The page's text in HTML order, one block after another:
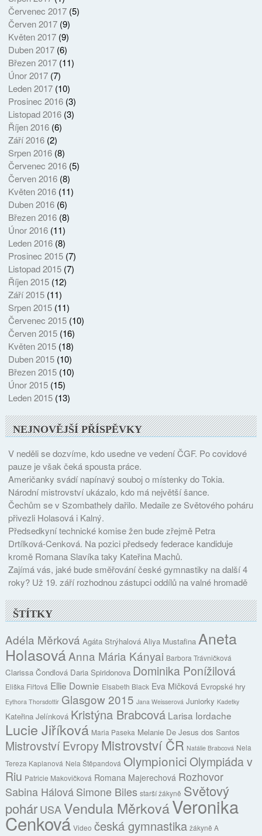
Červenec 2017(5)
Červen 2017(9)
Květen 2017(9)
Duben 2017(6)
Březen 2017(11)
Únor 2017(7)
Leden 2017(10)
Prosinec 2016(3)
Listopad 2016(3)
Říjen 2016(6)
Září 2016(2)
Srpen 2016(8)
Červenec 2016(5)
Červen 2016(8)
Květen 2016(11)
Duben 2016(6)
Březen 2016(8)
Únor 2016(11)
Leden 2016(8)
Prosinec 2015(7)
Listopad 2015(7)
Říjen 2015(12)
Září 2015(11)
Srpen 2015(11)
Červenec 2015(10)
Červen 2015(16)
Květen 2015(18)
Duben 2015(10)
Březen 2015(10)
Únor 2015(15)
Leden 2015(13)
NEJNOVĚJŠÍ PŘÍSPĚVKY
V neděli se dozvíme, kdo usedne ve vedení ČGF. Po covidové
pauze je však čeká spousta práce.
Američanky svádí napínavý souboj o místenky do Tokia.
Národní mistrovství ukázalo, kdo má největší šance.
Čechům se v Szombathely dařilo. Medaile ze Světového poháru
přivezli Holasová i Kalný.
Předsedkyní technické komise žen bude zřejmě Petra
Drtílková-Cenková. Na pozici předsedy federace kandiduje
kromě Romana Slavíka taky Kateřina Machů.
Zajímá vás, jaké bude směřování české gymnastiky na další 4
roky? Už 19. září rozhodnou zástupci oddílů na valné hromadě
ŠTÍTKY
Adéla Měrková Agáta Strýhalová Aliya Mustafina Aneta
HolasováAnna Mária Kányai Barbora Trávničková
Clarissa Čondlová Daria Spiridonova Dominika Ponížilová
Eliška Fiřtová Ellie Downie Elsabeth Black Eva Mičková Evropské hry
Eythora Thorsdottir Glasgow 2015 Jana Weisserová Juniorky Kadetky
Kateřina Jelínková Kristýna Brabcová Larisa Iordache
Lucie Jiříková Maria Paseka Melanie De Jesus dos Santos
Mistrovství Evropy Mistrovství ČR Natálie Brabcová Nela
Tereza Kaplanová Nela Štěpandová OlympioniciOlympiáda v
Riu Patricie Makovičková Romana Majerechová Rozhovor
Sabina HálováSimone Biles starší žákyně Světový
pohárUSA Vendula MěrkováVeronika
Cenková Video česká gymnastika žákyně A